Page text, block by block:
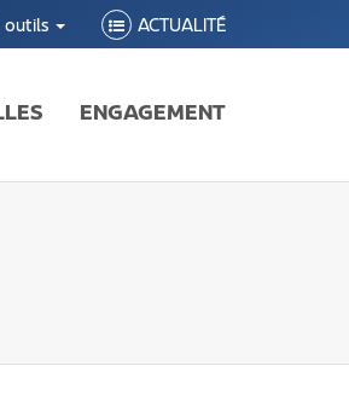
outils ACTUALITÉ
ENGAGEMENT